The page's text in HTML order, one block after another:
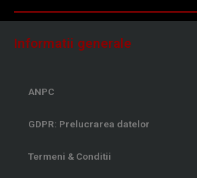
e
b
o
o
t
a
t
u
Informatii generale
ANPC
GDPR: Prelucrarea datelor
Termeni & Conditii